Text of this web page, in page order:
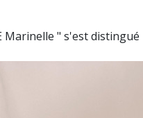
Marinelle " s'est distingué